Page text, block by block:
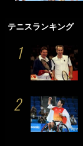
テニスランキング